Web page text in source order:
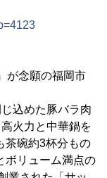
が念願の福岡市
込めた豚バラ肉
火力と中華鍋を
茶碗約3杯分もの
ボリューム満点の